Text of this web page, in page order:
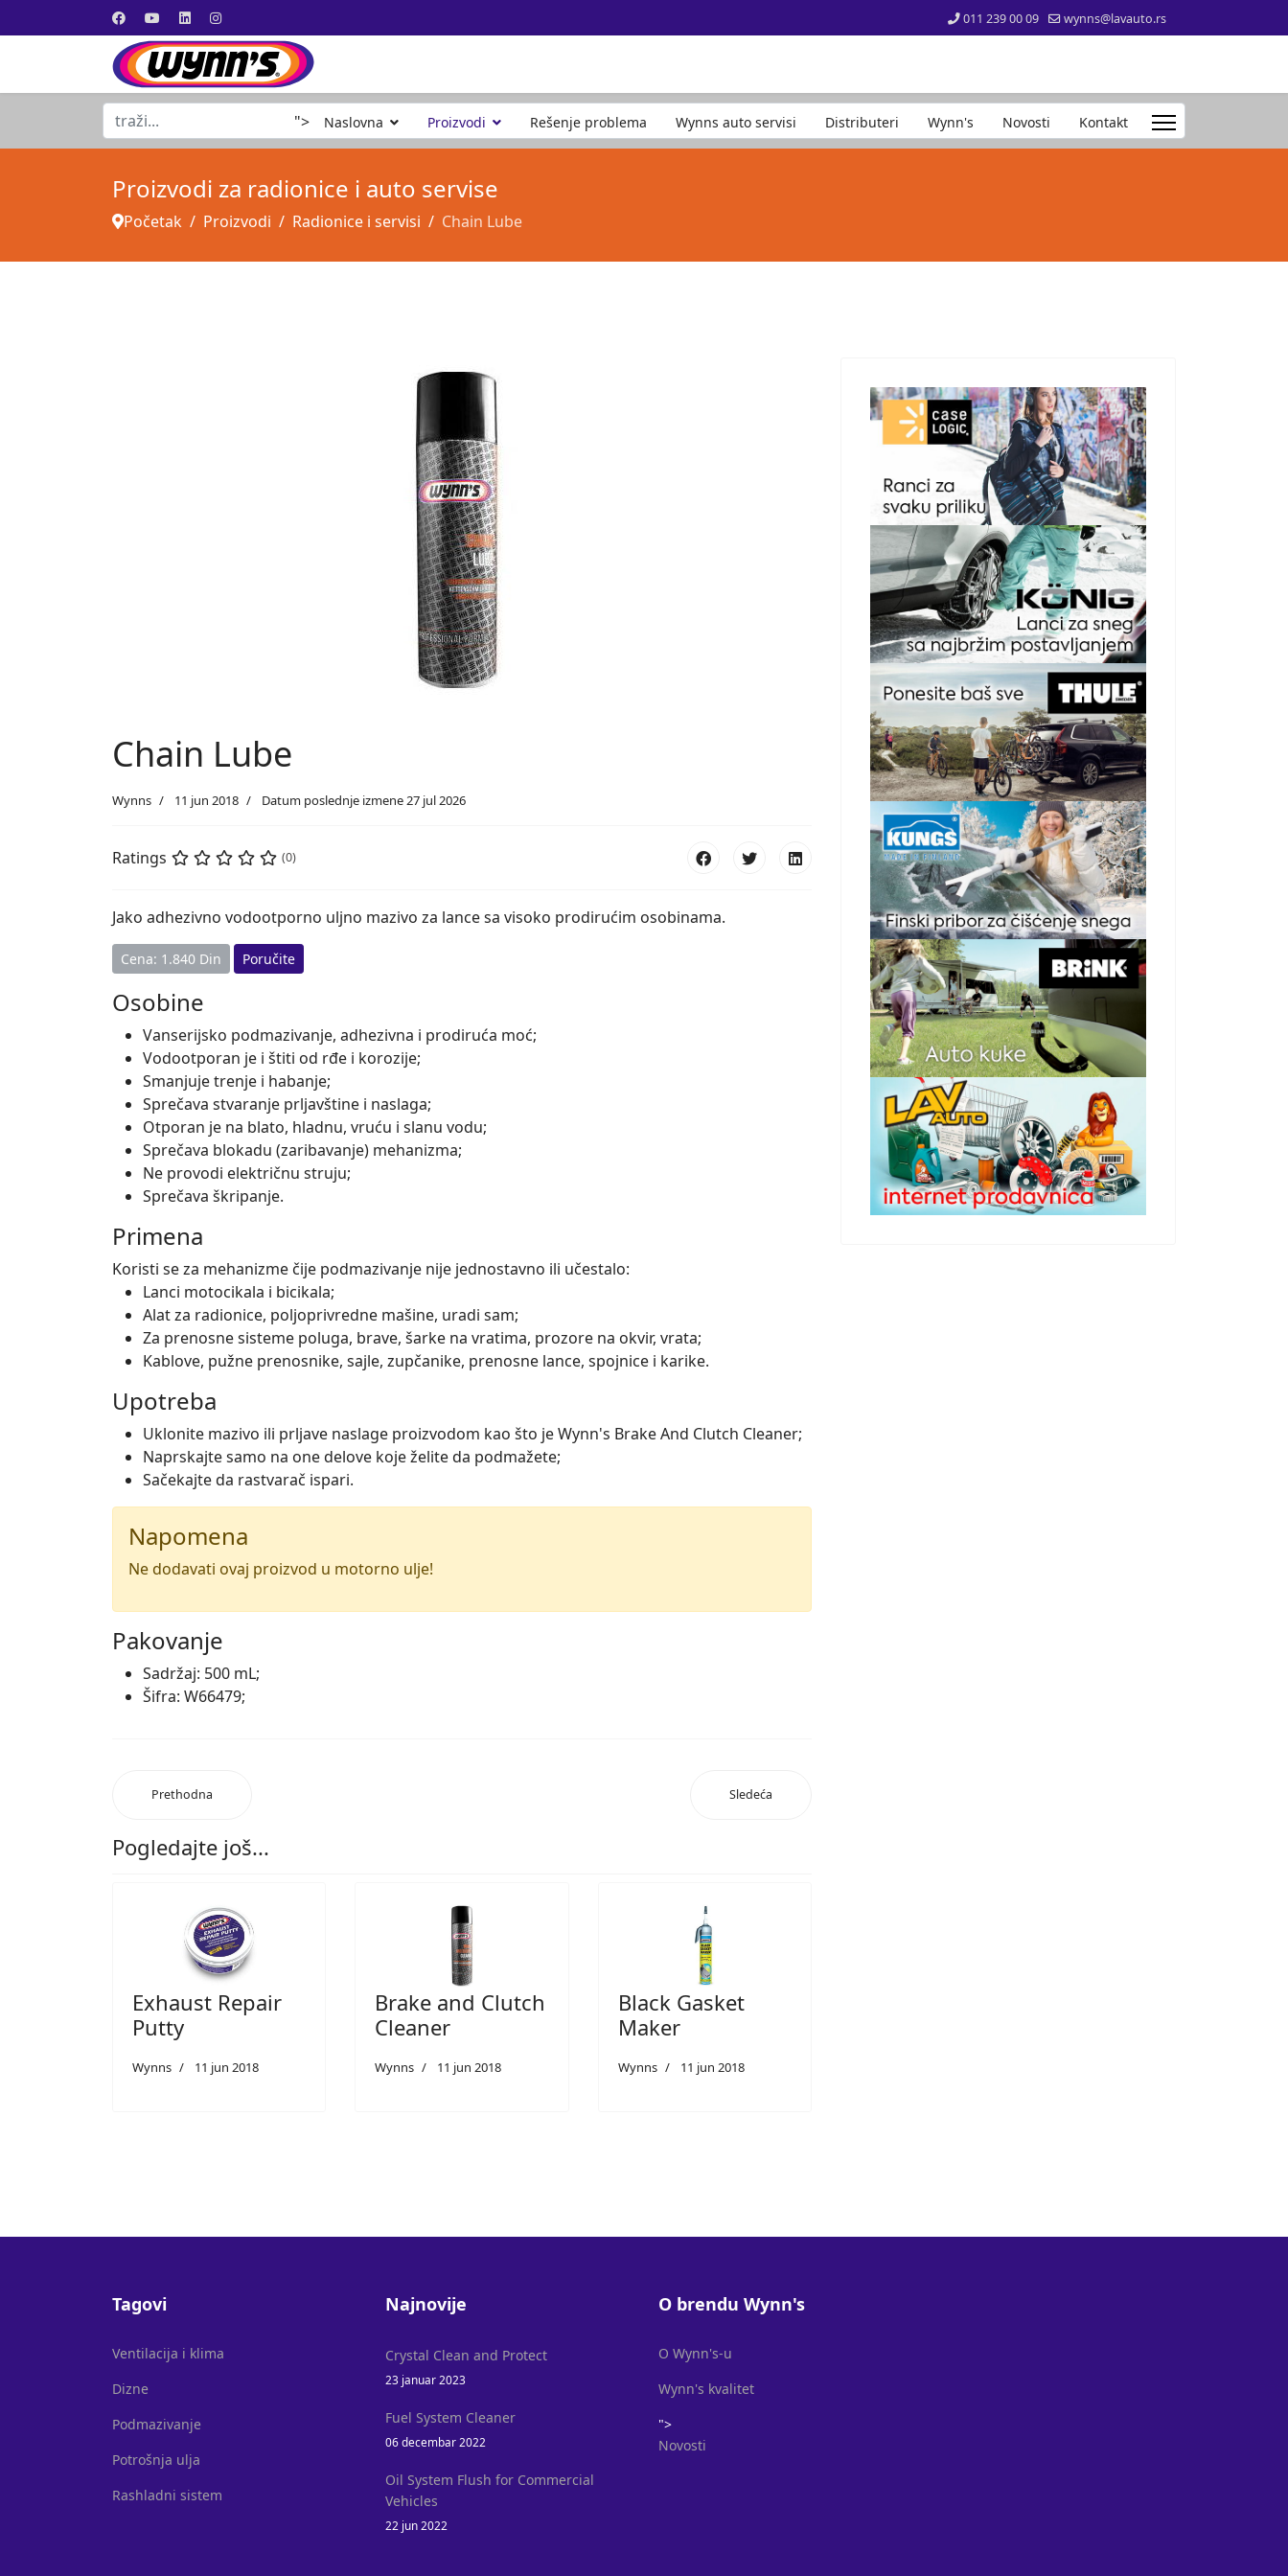
011 239 00 09 wynns@lavauto.rs
"> Naslovna Proizvodi Rešenje problema Wynns auto servisi Distributeri Wynn's Novosti Kontakt
traži...
Proizvodi za radionice i auto servise
Početak Proizvodi Radionice i servisi Chain Lube
Chain Lube
Wynns 11 jun 2018 Datum poslednje izmene 27 jul 2026
Ratings (0)
Jako adhezivno vodootporno uljno mazivo za lance sa visoko prodirućim osobinama.
Cena: 1.840 Din Poručite
Osobine
Vanserijsko podmazivanje, adhezivna i prodiruća moć;
Vodootporan je i štiti od rđe i korozije;
Smanjuje trenje i habanje;
Sprečava stvaranje prljavštine i naslaga;
Otporan je na blato, hladnu, vruću i slanu vodu;
Sprečava blokadu (zaribavanje) mehanizma;
Ne provodi električnu struju;
Sprečava škripanje.
Primena
Koristi se za mehanizme čije podmazivanje nije jednostavno ili učestalo:
Lanci motocikala i bicikala;
Alat za radionice, poljoprivredne mašine, uradi sam;
Za prenosne sisteme poluga, brave, šarke na vratima, prozore na okvir, vrata;
Kablove, pužne prenosnike, sajle, zupčanike, prenosne lance, spojnice i karike.
Upotreba
Uklonite mazivo ili prljave naslage proizvodom kao što je Wynn's Brake And Clutch Cleaner;
Naprskajte samo na one delove koje želite da podmažete;
Sačekajte da rastvarač ispari.
Napomena
Ne dodavati ovaj proizvod u motorno ulje!
Pakovanje
Sadržaj: 500 mL;
Šifra: W66479;
Prethodna Sledeća
Pogledajte još...
Exhaust Repair
Putty
Wynns 11 jun 2018
Brake and Clutch
Cleaner
Wynns 11 jun 2018
Black Gasket
Maker
Wynns 11 jun 2018
Tagovi
Ventilacija i klima
Dizne
Podmazivanje
Potrošnja ulja
Rashladni sistem
Najnovije
Crystal Clean and Protect
23 januar 2023
Fuel System Cleaner
06 decembar 2022
Oil System Flush for Commercial
Vehicles
22 jun 2022
O brendu Wynn's
O Wynn's-u
Wynn's kvalitet
">
Novosti